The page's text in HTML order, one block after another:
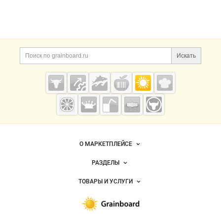
Дополнительная информация
Поиск по сайту и
Искать
Cсылки на полезные проекты
Grainboard.ru
— зерно и
мука
Важные разделы и контакты
Навигация по сайтуО МАРКЕТПЛЕЙСЕ
Новости Grainboard.ru
Размещение рекламы
Публичная оферта
Контактная информация
РАЗДЕЛЫ
Объявления
Новости рынка
ТОВАРЫ И УСЛУГИ
Крупы